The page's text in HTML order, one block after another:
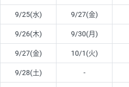
9/25(水) 9/27(金)
9/26(木) 9/30(月)
9/27(金) 10/1(火)
9/28(土) -